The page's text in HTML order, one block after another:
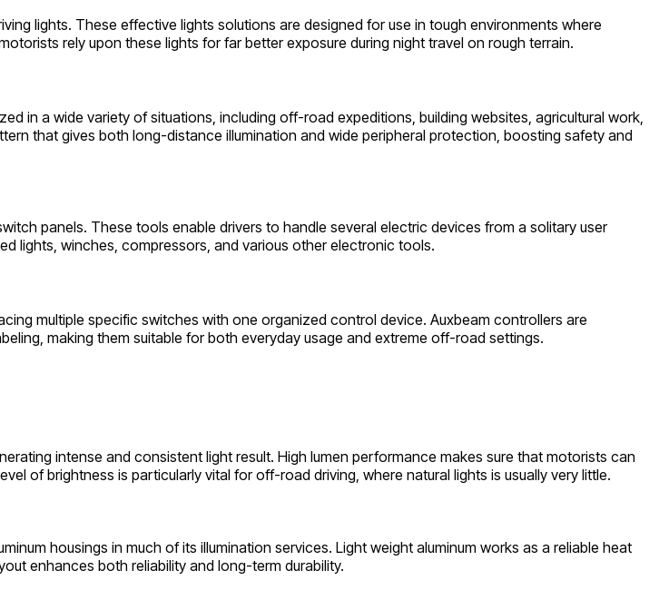
lights. These effective lights solutions are designed for use in tough environments where
rely upon these lights for far better exposure during night travel on rough terrain.
in a wide variety of situations, including off-road expeditions, building websites, agricultural work,
that gives both long-distance illumination and wide peripheral protection, boosting safety and
panels. These tools enable drivers to handle several electric devices from a solitary user
lights, winches, compressors, and various other electronic tools.
multiple specific switches with one organized control device. Auxbeam controllers are
making them suitable for both everyday usage and extreme off-road settings.
intense and consistent light result. High lumen performance makes sure that motorists can
of brightness is particularly vital for off-road driving, where natural lights is usually very little.
housings in much of its illumination services. Light weight aluminum works as a reliable heat
enhances both reliability and long-term durability.